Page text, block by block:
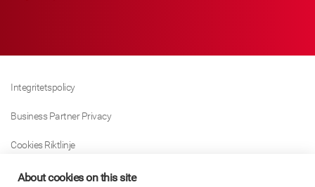
Integritetspolicy
Business Partner Privacy
Cookies Riktlinje
Modern Slavery Act Policy
About cookies on this site